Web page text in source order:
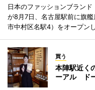
日本のファッションブラン
が8月7日、名古屋駅前に旗
市中村区名駅4）をオープンし
買う
本陣駅近く
ーアル ド